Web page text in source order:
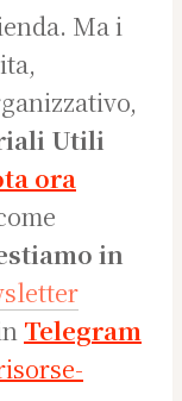
Ma i
Utili
ora
in
Telegram